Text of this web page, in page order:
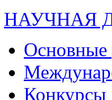
НАУЧНАЯ
Основные
Конкурсы